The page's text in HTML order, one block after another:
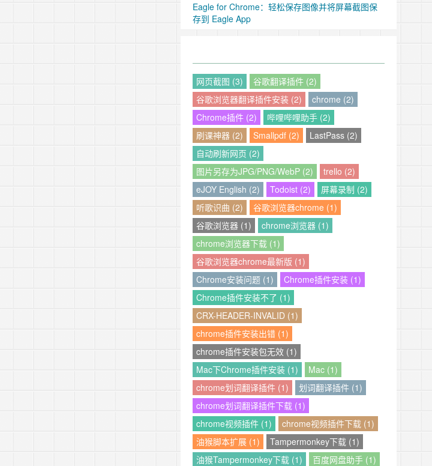
Eagle for Chrome：轻松保存图像并将屏幕截图保
存到 Eagle App
网页截图 (3)
谷歌翻译插件 (2)
谷歌浏览器翻译插件安装 (2)
chrome (2)
Chrome插件 (2)
哔哩哔哩助手 (2)
刷课神器 (2)
Smallpdf (2)
LastPass (2)
自动刷新网页 (2)
图片另存为JPG/PNG/WebP (2)
trello (2)
eJOY English (2)
Todoist (2)
屏幕录制 (2)
听歌识曲 (2)
谷歌浏览器chrome (1)
谷歌浏览器 (1)
chrome浏览器 (1)
chrome浏览器下载 (1)
谷歌浏览器chrome最新版 (1)
Chrome安装问题 (1)
Chrome插件安装 (1)
Chrome插件安装不了 (1)
CRX-HEADER-INVALID (1)
chrome插件安装出错 (1)
chrome插件安装包无效 (1)
Mac下Chrome插件安装 (1)
Mac (1)
chrome划词翻译插件 (1)
划词翻译插件 (1)
chrome划词翻译插件下载 (1)
chrome视频插件 (1)
chrome视频插件下载 (1)
油猴脚本扩展 (1)
Tampermonkey下载 (1)
油猴Tampermonkey下载 (1)
百度网盘助手 (1)